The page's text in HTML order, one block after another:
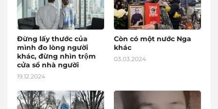
Đừng lấy thước của
mình đo lòng người
khác, đừng nhìn trộm
cửa sổ nhà người
19.12.2024
Còn có một nước Nga
khác
03.03.2024